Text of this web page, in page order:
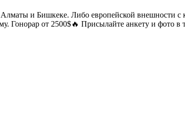
и Бишкеке. Либо европейской внешности
от 2500$🔥 Присылайте анкету и фото в